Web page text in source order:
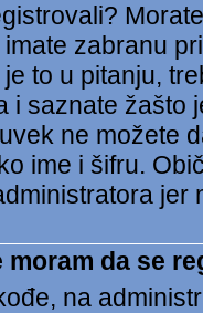
zabranu
to u pitanju,
i saznate žašto
ne možete
ime i šifru.
jer
moram da se
na